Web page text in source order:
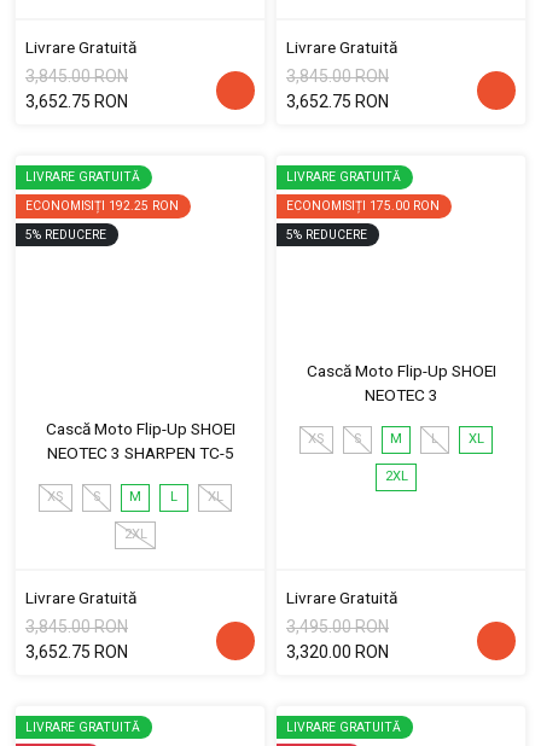
Livrare Gratuită
3,845.00 RON
3,652.75 RON
Livrare Gratuită
3,845.00 RON
3,652.75 RON
LIVRARE GRATUITĂ
ECONOMISIȚI 192.25 RON
5% REDUCERE
Cască Moto Flip-Up SHOEI
NEOTEC 3 SHARPEN TC-5
XS S M L XL
2XL
Livrare Gratuită
3,845.00 RON
3,652.75 RON
LIVRARE GRATUITĂ
ECONOMISIȚI 175.00 RON
5% REDUCERE
Cască Moto Flip-Up SHOEI
NEOTEC 3
XS S M L XL
2XL
Livrare Gratuită
3,495.00 RON
3,320.00 RON
LIVRARE GRATUITĂ
LIVRARE GRATUITĂ